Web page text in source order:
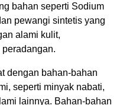
bahan seperti Sodium
pewangi sintetis yang
alami kulit,
dengan bahan-bahan
seperti minyak nabati,
lainnya. Bahan-bahan